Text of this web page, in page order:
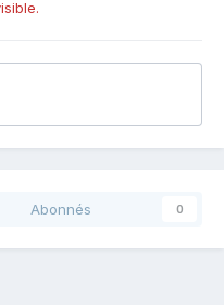
Abonnés 0